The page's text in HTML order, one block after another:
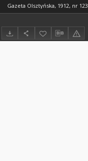
Gazeta Olsztyńska, 1912, nr 123